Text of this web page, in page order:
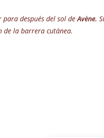
para después del sol deAvène.
de la barrera cutánea.